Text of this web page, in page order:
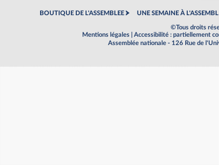
BOUTIQUE DE L'ASSEMBLEE UNE SEMAINE À
©Tous droits
Mentions légales
Accessibilité : partiellement
Assemblée nationale - 126 Rue de